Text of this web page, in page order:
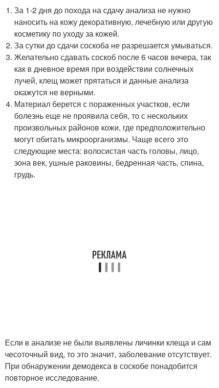
За 1-2 дня до похода на сдачу анализа не нужно
наносить на кожу декоративную, лечебную или другую
косметику по уходу за кожей.
За сутки до сдачи соскоба не разрешается умываться.
Желательно сдавать соскоб после 6 часов вечера, так
как в дневное время при воздействии солнечных
лучей, клещ может прятаться и данные анализа
окажутся не верными.
Материал берется с пораженных участков, если
болезнь еще не проявила себя, то с нескольких
произвольных районов кожи, где предположительно
могут обитать микроорганизмы. Чаще всего это
следующие места: волосистая часть головы, лицо,
зона век, ушные раковины, бедренная часть, спина,
грудь.
Если в анализе не были выявлены личинки клеща и сам
чесоточный вид, то это значит, заболевание отсутствует.
При обнаружении демодекса в соскобе понадобится
повторное исследование.